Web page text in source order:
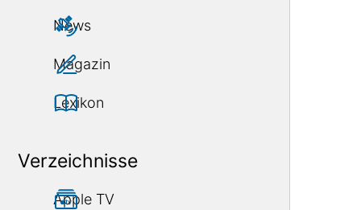
News
Magazin
Lexikon
Verzeichnisse
Apple TV